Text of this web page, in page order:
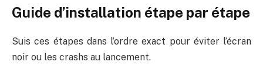
Guide d’installation étape par étape
Suis ces étapes dans l’ordre exact pour éviter l’écran
noir ou les crashs au lancement.